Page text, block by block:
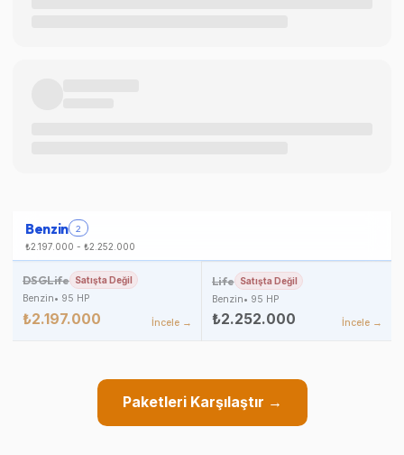
Benzin 2
₺2.197.000 - ₺2.252.000
DSGLife Satışta Değil
Benzin• 95 HP
₺2.197.000 İncele →
Life Satışta Değil
Benzin• 95 HP
₺2.252.000 İncele →
Paketleri Karşılaştır →